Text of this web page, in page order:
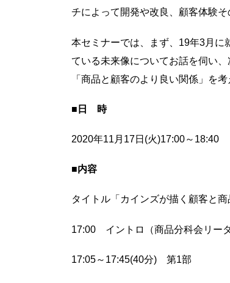
チによって開発や改良、顧客体験
本セミナーでは、まず、19年3月に
ている未来像についてお話を伺い
「商品と顧客のより良い関係」を
■日 時
2020年11月17日(火)17:00～18:40
■内容
タイトル「カインズが描く顧客と商
17:00 イントロ（商品分科会リーダ
17:05～17:45(40分) 第1部